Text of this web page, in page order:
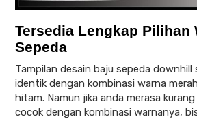
Tersedia Lengkap Pilihan
Sepeda
Tampilan desain baju sepeda downhill
identik dengan kombinasi warna
hitam. Namun jika anda merasa
cocok dengan kombinasi warnanya,